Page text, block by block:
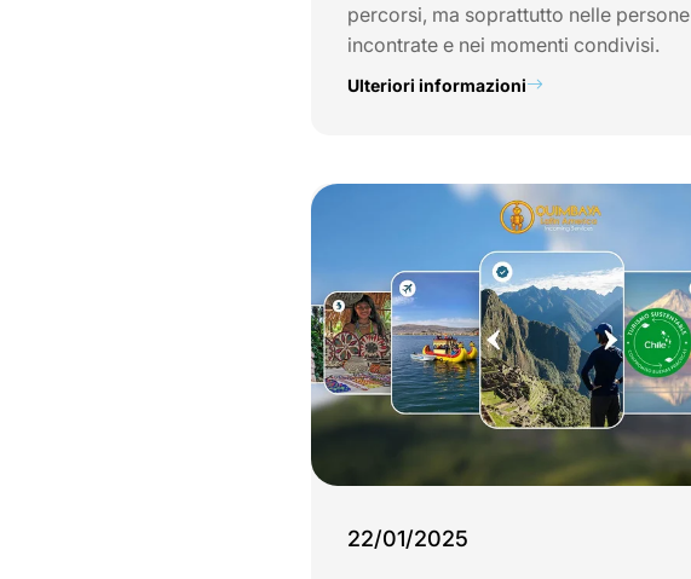
percorsi, ma soprattutto nelle persone
incontrate e nei momenti condivisi.
Ulteriori informazioni
22/01/2025